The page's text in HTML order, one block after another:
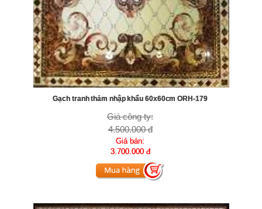
Gạch tranh thảm nhập khẩu 60x60cm ORH-179
Giá công ty:
4.500.000 đ
Giá bán:
3.700.000 đ